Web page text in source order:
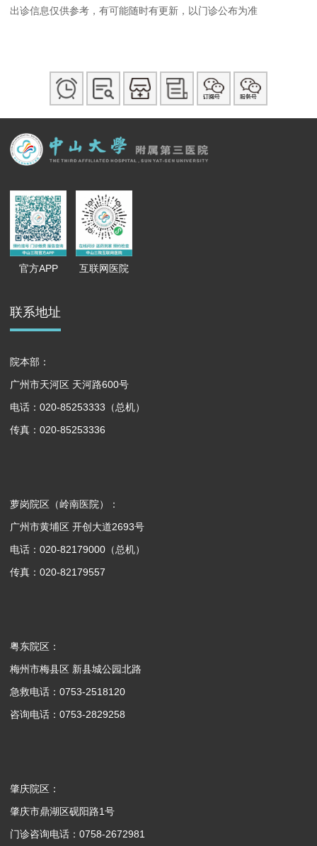
出诊信息仅供参考，有可能随时有更新，以门诊公布为准
官方APP 互联网医院
联系地址
院本部：
广州市天河区 天河路600号
电话：020-85253333（总机）
传真：020-85253336
萝岗院区（岭南医院）：
广州市黄埔区 开创大道2693号
电话：020-82179000（总机）
传真：020-82179557
粤东院区：
梅州市梅县区 新县城公园北路
急救电话：0753-2518120
咨询电话：0753-2829258
肇庆院区：
肇庆市鼎湖区砚阳路1号
门诊咨询电话：0758-2672981